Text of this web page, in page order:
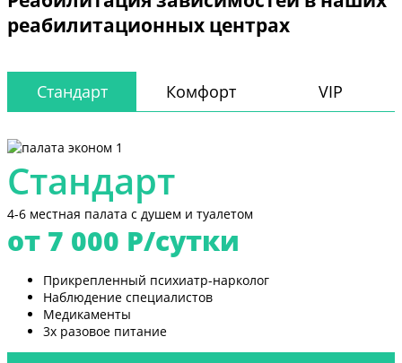
реабилитационных центрах
Стандарт Комфорт VIP
Стандарт
4-6 местная палата с душем и туалетом
от 7 000 Р/сутки
Прикрепленный психиатр-нарколог
Наблюдение специалистов
Медикаменты
3х разовое питание